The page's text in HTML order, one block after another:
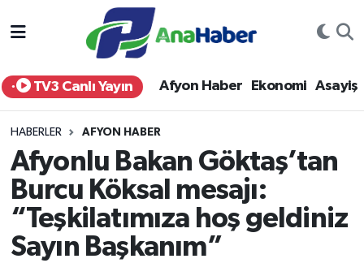
TV3 Canlı Yayın Afyon Haber Ekonomi Asayiş
HABERLER AFYON HABER
Afyonlu Bakan Göktaş’tan
Burcu Köksal mesajı:
“Teşkilatımıza hoş geldiniz
Sayın Başkanım”
Yurt Haber
Afyon Haber
Siyaset
Spor
Afyonkarahisar Nöbetçi Eczaneler
Afyonkarahisar Hava Durumu
Afyonkarahisar Trafik Yoğunluk Haritası
Süper Lig Puan Durumu ve Fikstür